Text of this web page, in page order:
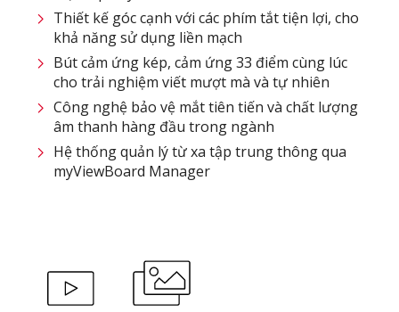
Thiết kế góc cạnh với các phím tắt tiện lợi, cho
khả năng sử dụng liền mạch
Bút cảm ứng kép, cảm ứng 33 điểm cùng lúc
cho trải nghiệm viết mượt mà và tự nhiên
Công nghệ bảo vệ mắt tiên tiến và chất lượng
âm thanh hàng đầu trong ngành
Hệ thống quản lý từ xa tập trung thông qua
myViewBoard Manager